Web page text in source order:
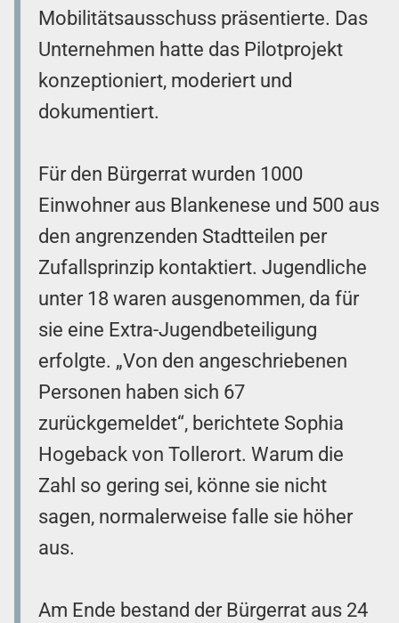
Mobilitätsausschuss präsentierte. Das
Unternehmen hatte das Pilotprojekt
konzeptioniert, moderiert und
dokumentiert.
Für den Bürgerrat wurden 1000
Einwohner aus Blankenese und 500 aus
den angrenzenden Stadtteilen per
Zufallsprinzip kontaktiert. Jugendliche
unter 18 waren ausgenommen, da für
sie eine Extra-Jugendbeteiligung
erfolgte. „Von den angeschriebenen
Personen haben sich 67
zurückgemeldet“, berichtete Sophia
Hogeback von Tollerort. Warum die
Zahl so gering sei, könne sie nicht
sagen, normalerweise falle sie höher
aus.
Am Ende bestand der Bürgerrat aus 24